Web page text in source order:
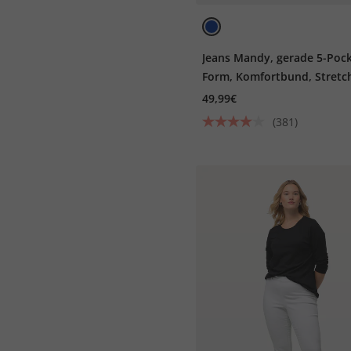
Jeans Mandy, gerade 5-
Form, Komfortbund,
49,99€
(381)